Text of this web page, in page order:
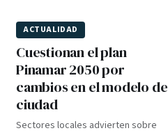
ACTUALIDAD
Cuestionan el plan
Pinamar 2050 por
cambios en el modelo de
ciudad
Sectores locales advierten sobre